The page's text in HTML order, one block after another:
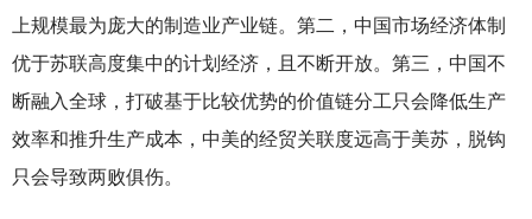
上规模最为庞大的制造业产业链。第二，中国市场经济体制
优于苏联高度集中的计划经济，且不断开放。第三，中国不
断融入全球，打破基于比较优势的价值链分工只会降低生产
效率和推升生产成本，中美的经贸关联度远高于美苏，脱钩
只会导致两败俱伤。